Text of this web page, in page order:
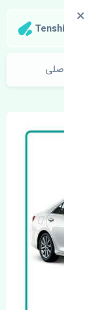
Tenshipart